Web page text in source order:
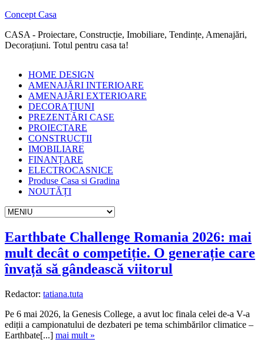
Concept Casa
CASA - Proiectare, Construcție, Imobiliare, Tendințe, Amenajări,
Decorațiuni. Totul pentru casa ta!
HOME DESIGN
AMENAJĂRI INTERIOARE
AMENAJĂRI EXTERIOARE
DECORAȚIUNI
PREZENTĂRI CASE
PROIECTARE
CONSTRUCȚII
IMOBILIARE
FINANȚARE
ELECTROCASNICE
Produse Casa si Gradina
NOUTĂȚI
Earthbate Challenge Romania 2026: mai
mult decât o competiție. O generație care
învață să gândească viitorul
Redactor: tatiana.tuta
Pe 6 mai 2026, la Genesis College, a avut loc finala celei de-a V-a
ediții a campionatului de dezbateri pe tema schimbărilor climatice –
Earthbate[...] mai mult »